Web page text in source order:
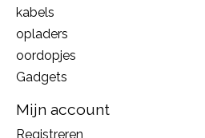
kabels
opladers
oordopjes
Gadgets
Mijn account
Registreren